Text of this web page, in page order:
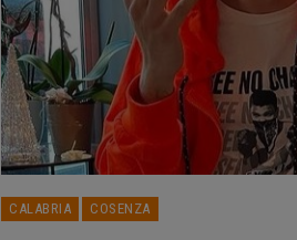
CALABRIA COSENZA